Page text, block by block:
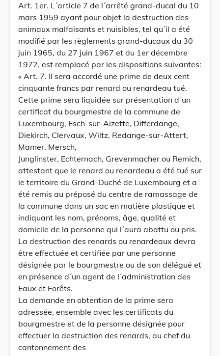
Art. 1er. L´article 7 de l´arrêté grand-ducal du 10
mars 1959 ayant pour objet la destruction des
animaux malfaisants et nuisibles, tel qu´il a été
modifié par les règlements grand-ducaux du 30
juin 1965, du 27 juin 1967 et du 1er décembre
1972, est remplacé par les dispositions suivantes:
« Art. 7. Il sera accordé une prime de deux cent
cinquante francs par renard ou renardeau tué.
Cette prime sera liquidée sur présentation d´un
certificat du bourgmestre de la commune de
Luxembourg, Esch-sur-Aizette, Differdange,
Diekirch, Clervaux, Wiltz, Redange-sur-Attert,
Mamer, Mersch,
Junglinster, Echternach, Grevenmacher ou Remich,
attestant que le renard ou renardeau a été tué sur
le territoire du Grand-Duché de Luxembourg et a
été remis au préposé du centre de ramassage de
la commune dans un sac en matière plastique et
indiquant les nom, prénoms, âge, qualité et
domicile de la personne qui l´aura abattu ou pris.
La destruction des renards ou renardeaux devra
être effectuée et certifiée par une personne
désignée par le bourgmestre ou de son délégué et
en présence d´un agent de l´administration des
Eaux et Forêts.
La demande en obtention de la prime sera
adressée, ensemble avec les certificats du
bourgmestre et de la personne désignée pour
effectuer la destruction des renards, au chef du
cantonnement des